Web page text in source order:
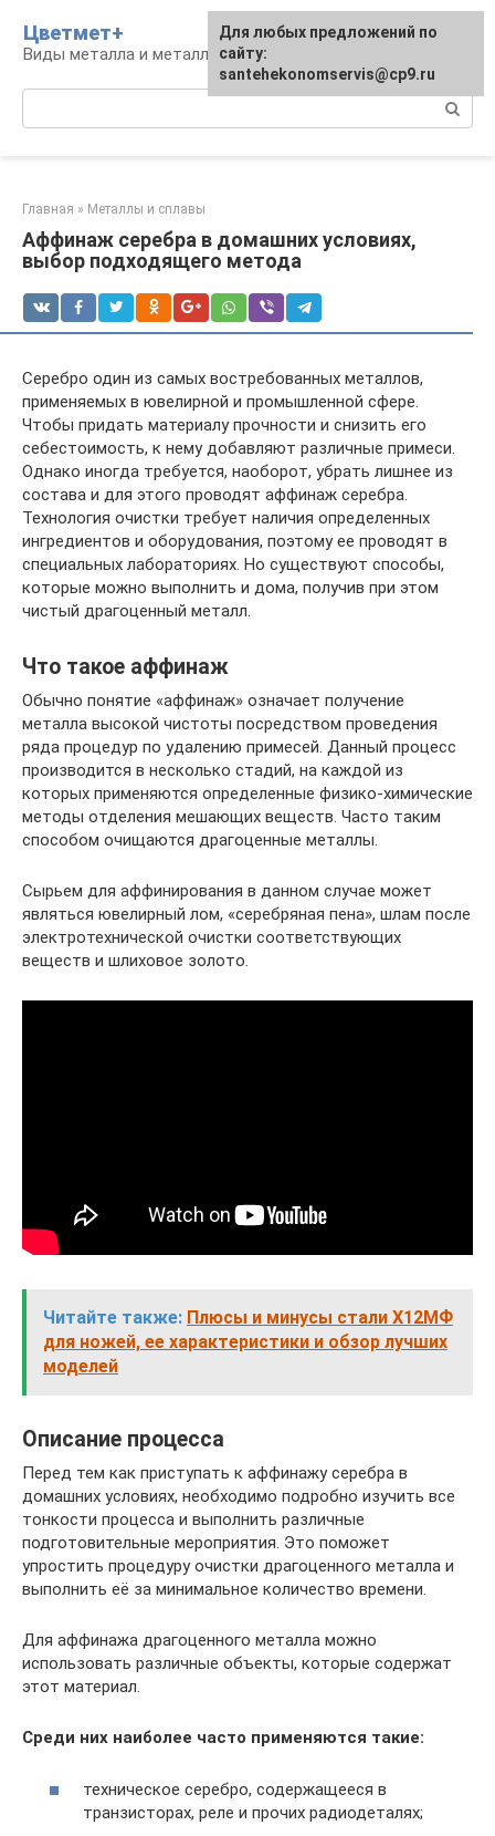
контенту
Цветмет+
Виды металла и металлообработка
Главная » Металлы и сплавы
Аффинаж серебра в домашних условиях,
выбор подходящего метода
Серебро один из самых востребованных металлов,
применяемых в ювелирной и промышленной сфере.
Чтобы придать материалу прочности и снизить его
себестоимость, к нему добавляют различные примеси.
Однако иногда требуется, наоборот, убрать лишнее из
состава и для этого проводят аффинаж серебра.
Технология очистки требует наличия определенных
ингредиентов и оборудования, поэтому ее проводят в
специальных лабораториях. Но существуют способы,
которые можно выполнить и дома, получив при этом
чистый драгоценный металл.
Что такое аффинаж
Обычно понятие «аффинаж» означает получение
металла высокой чистоты посредством проведения
ряда процедур по удалению примесей. Данный процесс
производится в несколько стадий, на каждой из
которых применяются определенные физико-химические
методы отделения мешающих веществ. Часто таким
способом очищаются драгоценные металлы.
Сырьем для аффинирования в данном случае может
являться ювелирный лом, «серебряная пена», шлам после
электротехнической очистки соответствующих
веществ и шлиховое золото.
Читайте также: Плюсы и минусы стали Х12МФ
для ножей, ее характеристики и обзор лучших
моделей
Описание процесса
Перед тем как приступать к аффинажу серебра в
домашних условиях, необходимо подробно изучить все
тонкости процесса и выполнить различные
подготовительные мероприятия. Это поможет
упростить процедуру очистки драгоценного металла и
выполнить её за минимальное количество времени.
Для аффинажа драгоценного металла можно
использовать различные объекты, которые содержат
этот материал.
Среди них наиболее часто применяются такие:
техническое серебро, содержащееся в
транзисторах, реле и прочих радиодеталях;
Для любых предложений по
сайту:
santehekonomservis@cp9.ru